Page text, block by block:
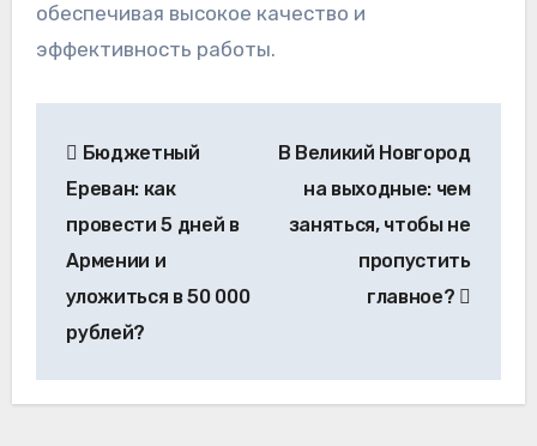
обеспечивая высокое качество и
эффективность работы.
по
записям
Бюджетный
Ереван: как
провести 5 дней в
Армении и
уложиться в 50 000
рублей?
В Великий Новгород
на выходные: чем
заняться, чтобы не
пропустить
главное?